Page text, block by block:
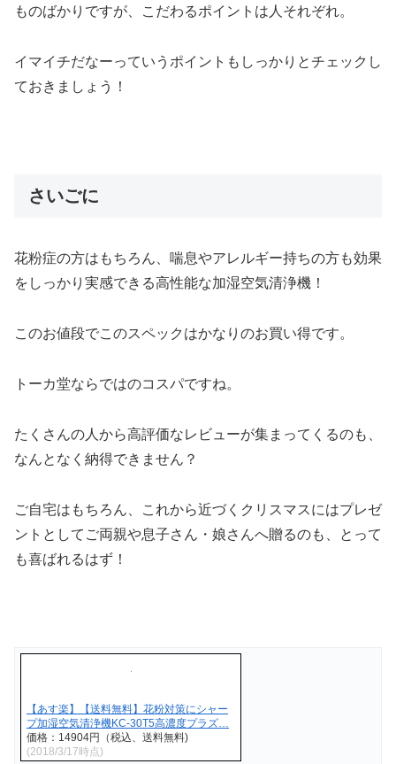
ものばかりですが、こだわるポイントは人それぞれ。
イマイチだなーっていうポイントもしっかりとチェックし
ておきましょう！
さいごに
花粉症の方はもちろん、喘息やアレルギー持ちの方も効果
をしっかり実感できる高性能な加湿空気清浄機！
このお値段でこのスペックはかなりのお買い得です。
トーカ堂ならではのコスパですね。
たくさんの人から高評価なレビューが集まってくるのも、
なんとなく納得できません？
ご自宅はもちろん、これから近づくクリスマスにはプレゼ
ントとしてご両親や息子さん・娘さんへ贈るのも、とって
も喜ばれるはず！
【あす楽】【送料無料】花粉対策にシャー
プ加湿空気清浄機KC-30T5高濃度プラズ…
価格：14904円（税込、送料無料)
(2018/3/17時点)